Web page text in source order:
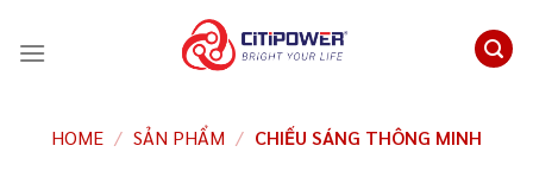
đến
HOME / SẢN PHẨM / CHIẾU SÁNG THÔNG MINH